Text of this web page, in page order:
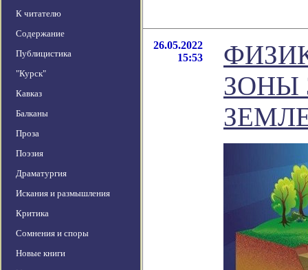
К читателю
Содержание
Публицистика
"Курск"
Кавказ
Балканы
Проза
Поэзия
Драматургия
Искания и размышления
Критика
Сомнения и споры
Новые книги
26.05.2022
15:53
ЗОНЫ